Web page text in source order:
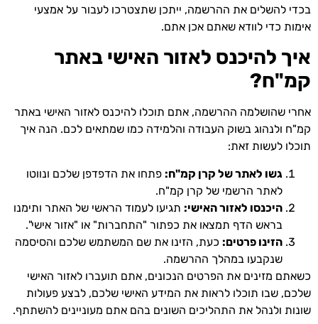
בכדי להשלים את ההרשמה, ייתכן שתצטרכו לעבור על אמצעי
אימות כדי לוודא שאתם אכן אתם.
איך להיכנס לאזור האישי באתר
קמ"ח?
אחרי שהושלמה ההרשמה, אתם תוכלו להיכנס לאזור האישי באתר
קמ"ח ולנהוג בשוק העבודה והלמידה כמו שמתאים לכם. הנה איך
תוכלו לעשות זאת:
גשו לאתר של קרן קמ"ח: פתחו את הדפדפן שלכם ונווטו
לאתר הרשמי של קרן קמ"ח.
היכנסו לאזור האישי: תגיעו לעמוד הראשי של האתר ותימנו
בראש הדף תמצאו את כפתור "התחברות" או "אזור אישי".
הזינו פרטים: כעת, הזינו את שם המשתמש שלכם והסיסמה
שנקבעו במהלך ההרשמה.
כשאתם מזינים את הפרטים הנכונים, אתם תועברו לאזור האישי
שלכם, שבו תוכלו לראות את המידע האישי שלכם, לבצע פעולות
שונות ולנהל את התהליכים השונים בהם אתם מעוניינים להשתתף.